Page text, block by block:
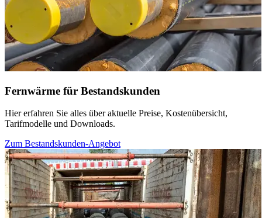
Fernwärme für Bestandskunden
Hier erfahren Sie alles über aktuelle Preise, Kostenübersicht,
Tarifmodelle und Downloads.
Zum Bestandskunden-Angebot